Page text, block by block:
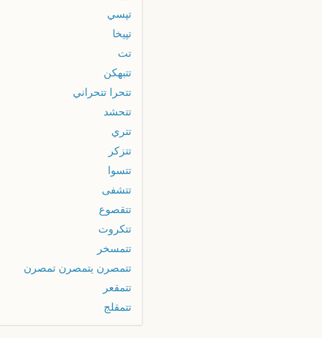
تپسي
تپيخا
تت
تتبهكن
تتحرا تتحراني
تتحشد
تتري
تتزكر
تتسوا
تتشفى
تتقصوع
تتكروت
تتمسخر
تتمصرن يتمصرن تمصرن
تتمقعر
تتمقلج